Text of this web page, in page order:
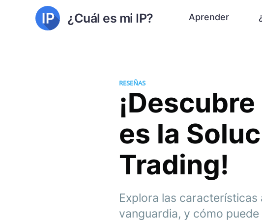
¿Cuál es mi IP? Aprender
RESEÑAS
es la
Trading!
Explora las características
vanguardia, y cómo